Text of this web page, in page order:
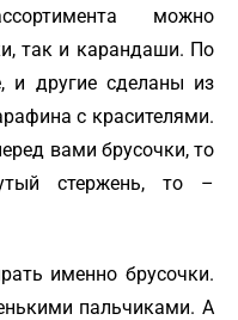
можно
так и карандаши. По
и другие сделаны из
с красителями.
вами брусочки, то
стержень, то –
именно брусочки.
пальчиками. А